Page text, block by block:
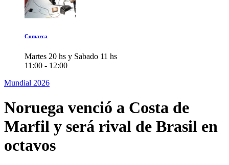
Comarca
Martes 20 hs y Sabado 11 hs
11:00 - 12:00
Mundial 2026
Noruega venció a Costa de
Marfil y será rival de Brasil en
octavos